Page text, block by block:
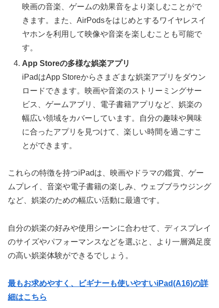
映画の音楽、ゲームの効果音をより楽しむことがで
きます。また、AirPodsをはじめとするワイヤレスイ
ヤホンを利用して映像や音楽を楽しむことも可能で
す。
App Storeの多様な娯楽アプリ
iPadはApp Storeからさまざまな娯楽アプリをダウン
ロードできます。映画や音楽のストリーミングサー
ビス、ゲームアプリ、電子書籍アプリなど、娯楽の
幅広い領域をカバーしています。自分の趣味や興味
に合ったアプリを見つけて、楽しい時間を過ごすこ
とができます。
これらの特徴を持つiPadは、映画やドラマの鑑賞、ゲー
ムプレイ、音楽や電子書籍の楽しみ、ウェブブラウジング
など、娯楽のための幅広い活動に最適です。
自分の娯楽の好みや使用シーンに合わせて、ディスプレイ
のサイズやパフォーマンスなどを選ぶと、より一層満足度
の高い娯楽体験ができるでしょう。
最もお求めやすく、ビギナーも使いやすいiPad(A16)の詳
細はこちら